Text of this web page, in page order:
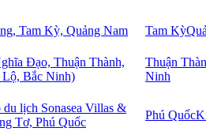
Tam Kỳ, Quảng Nam Tam Kỳ
Đạo, Thuận Thành,
Lộ, Bắc Ninh)
Thuận
Ninh
lịch Sonasea Villas &
Tơ, Phú Quốc
Phú Quốc